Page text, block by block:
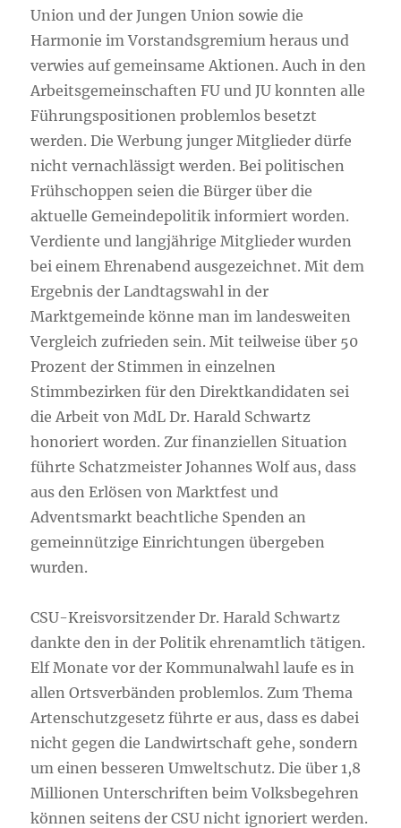
Union und der Jungen Union sowie die
Harmonie im Vorstandsgremium heraus und
verwies auf gemeinsame Aktionen. Auch in den
Arbeitsgemeinschaften FU und JU konnten alle
Führungspositionen problemlos besetzt
werden. Die Werbung junger Mitglieder dürfe
nicht vernachlässigt werden. Bei politischen
Frühschoppen seien die Bürger über die
aktuelle Gemeindepolitik informiert worden.
Verdiente und langjährige Mitglieder wurden
bei einem Ehrenabend ausgezeichnet. Mit dem
Ergebnis der Landtagswahl in der
Marktgemeinde könne man im landesweiten
Vergleich zufrieden sein. Mit teilweise über 50
Prozent der Stimmen in einzelnen
Stimmbezirken für den Direktkandidaten sei
die Arbeit von MdL Dr. Harald Schwartz
honoriert worden. Zur finanziellen Situation
führte Schatzmeister Johannes Wolf aus, dass
aus den Erlösen von Marktfest und
Adventsmarkt beachtliche Spenden an
gemeinnützige Einrichtungen übergeben
wurden.
CSU-Kreisvorsitzender Dr. Harald Schwartz
dankte den in der Politik ehrenamtlich tätigen.
Elf Monate vor der Kommunalwahl laufe es in
allen Ortsverbänden problemlos. Zum Thema
Artenschutzgesetz führte er aus, dass es dabei
nicht gegen die Landwirtschaft gehe, sondern
um einen besseren Umweltschutz. Die über 1,8
Millionen Unterschriften beim Volksbegehren
können seitens der CSU nicht ignoriert werden.